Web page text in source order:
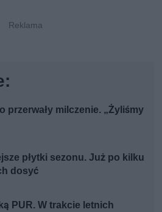
przerwały milczenie. „Żyliśmy
płytki sezonu. Już po kilku
dosyć
PUR. W trakcie letnich